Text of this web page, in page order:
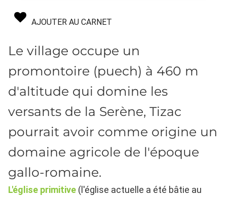
AJOUTER AU CARNET
Le village occupe un
promontoire (puech) à 460 m
d'altitude qui domine les
versants de la Serène, Tizac
pourrait avoir comme origine un
domaine agricole de l'époque
gallo-romaine.
L'église primitive (l'église actuelle a été bâtie au